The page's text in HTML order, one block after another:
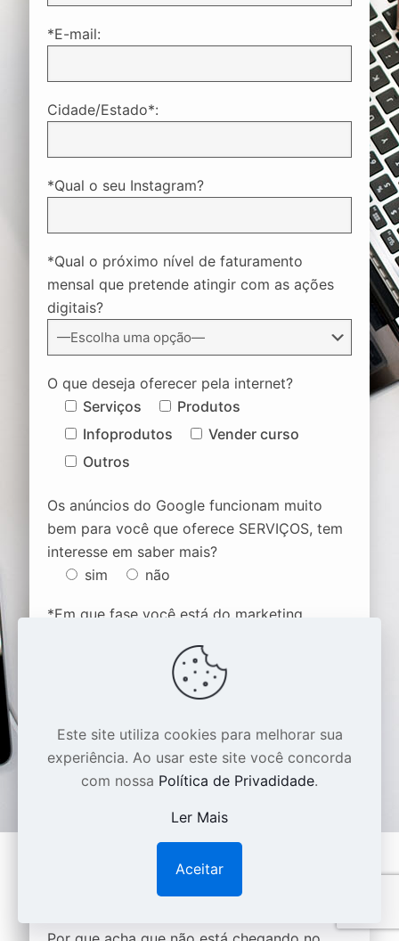
*E-mail:
Cidade/Estado*:
*Qual o seu Instagram?
*Qual o próximo nível de faturamento
mensal que pretende atingir com as ações
digitais?
O que deseja oferecer pela internet?
Serviços
Produtos
Infoprodutos
Vender curso
Outros
Os anúncios do Google funcionam muito
bem para você que oferece SERVIÇOS, tem
interesse em saber mais?
sim
não
*Em que fase você está do marketing
iniciando o negócio
eu mesmo faço
tenho um depto de marketing
*Sua área de atuação:
*Quando pretende iniciar estas ações?
Este site utiliza cookies para melhorar sua
experiência. Ao usar este site você concorda
com nossa Política de Privadidade.
Ler Mais
Aceitar